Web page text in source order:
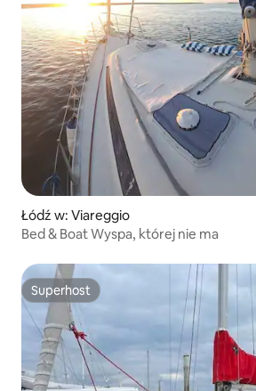
Łódź w: Viareggio
Bed & Boat Wyspa, której nie ma
Superhost
Superhost